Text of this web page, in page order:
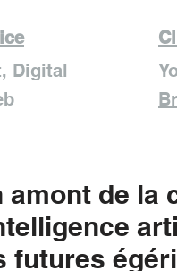
Digital
amont de la
futures